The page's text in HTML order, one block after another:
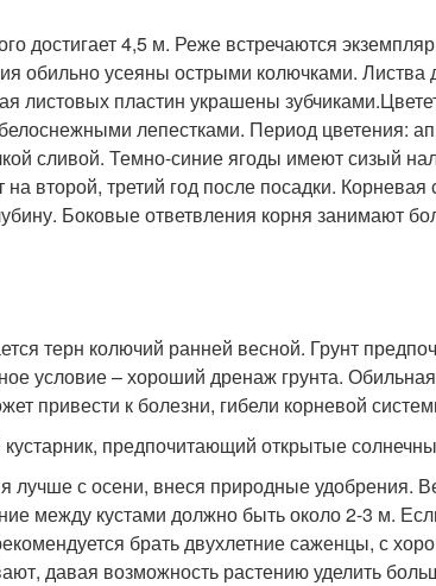
достигает 4,5 м. Реже встречаются
обильно усеяны острыми колючками. Листва
листовых пластин украшены
лепестками. Период цветения:
сливой. Темно-синие ягоды имеют сизый
второй, третий год после посадки.
Боковые ответвления корня занимают
терн колючий ранней весной. Грунт
условие – хороший дренаж грунта.
привести к болезни, гибели корневой
предпочитающий открытые
лучше с осени, внеся природные удобрения.
между кустами должно быть около 2-3 м.
брать двухлетние саженцы, с
давая возможность растению уделить